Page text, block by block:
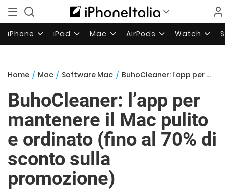
iPhone iPad Mac AirPods Watch
Home / Mac / Software Mac / BuhoCleaner: l’app per mantenere il Mac pulito e ordinato (fino al 70% di sconto sulla promozione)
BuhoCleaner: l’app per
mantenere il Mac pulito
e ordinato (fino al 70% di
sconto sulla
promozione)